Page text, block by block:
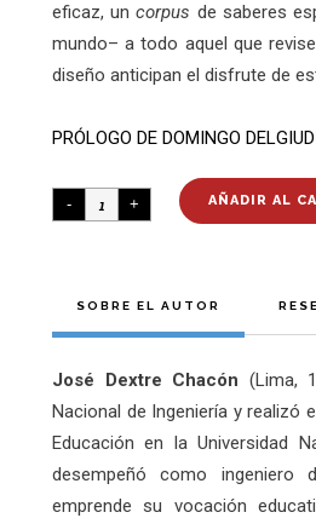
eficaz, uncorpus de saberes
mundo– a todo aquel que
diseño anticipan el disfrute de
PRÓLOGO DE DOMINGO
AÑADIR AL
SOBRE EL AUTOR
José Dextre Chacón (Lima,
Nacional de Ingeniería y realizó
Educación en la Universidad
desempeñó como ingeniero
emprende su vocación